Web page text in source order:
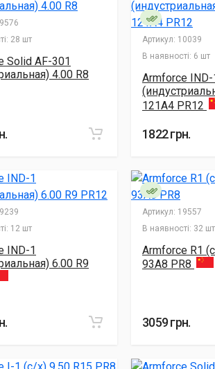
28 шт
Solid AF-301
4.00 R8
Артикул: 10039
В наявності: 6 шт
Armforce IND-
121A4 PR12
1822 грн.
12 шт
IND-1
6.00 R9
Артикул: 19557
В наявності: 32 шт
Armforce R1
93A8 PR8
3059 грн.